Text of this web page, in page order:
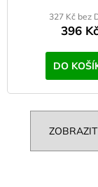
327 Kč bez
396 Kč
DO